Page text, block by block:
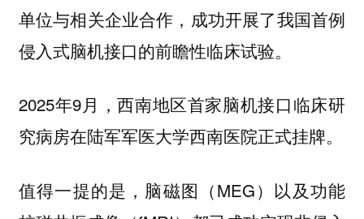
单位与相关企业合作，成功开展了我国首例
侵入式脑机接口的前瞻性临床试验。
2025年9月，西南地区首家脑机接口临床研
究病房在陆军军医大学西南医院正式挂牌。
值得一提的是，脑磁图（MEG）以及功能